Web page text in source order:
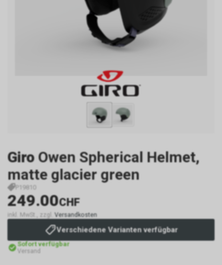
Giro Owen Spherical Helmet,
matte glacier green
P19810
249.00CHF
inkl. MwSt., zzgl. Versandkosten
Verschiedene Varianten verfügbar
Sofort verfügbar
Versand